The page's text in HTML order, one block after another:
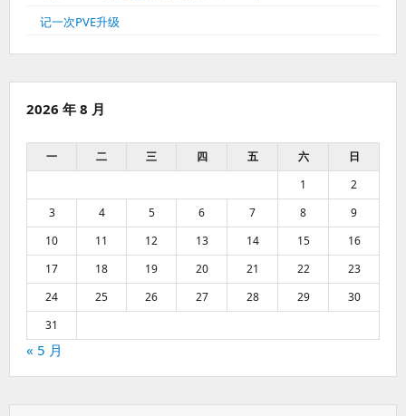
记一次PVE升级
2026 年 8 月
一 二 三 四 五 六
日
1
2
3
4 5 6 7 8
9
10
11 12 13 14 15
16
17
18 19 20 21 22
23
24
25 26 27 28 29
30
31
« 5 月